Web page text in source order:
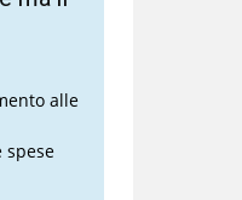
alle
spese